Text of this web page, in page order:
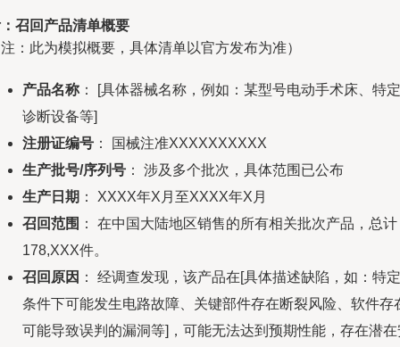
召回产品清单概要
：此为模拟概要，具体清单以官方发布为准）
产品名称 ： [具体器械名称，例如：某型号电动手术床、特定
诊断设备等]
注册证编号 ： 国械注准XXXXXXXXXX
生产批号/序列号 ： 涉及多个批次，具体范围已公布
生产日期 ： XXXX年X月至XXXX年X月
召回范围 ： 在中国大陆地区销售的所有相关批次产品，总计
178,XXX件。
召回原因 ： 经调查发现，该产品在[具体描述缺陷，如：特定
条件下可能发生电路故障、关键部件存在断裂风险、软件存
可能导致误判的漏洞等]，可能无法达到预期性能，存在潜在